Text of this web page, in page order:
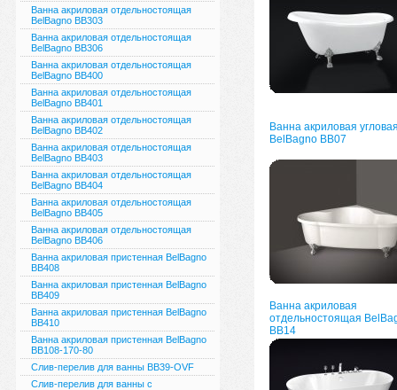
Ванна акриловая отдельностоящая
BelBagno BB303
Ванна акриловая отдельностоящая
BelBagno BB306
Ванна акриловая отдельностоящая
BelBagno BB400
Ванна акриловая отдельностоящая
BelBagno BB401
Ванна акриловая отдельностоящая
BelBagno BB402
Ванна акриловая отдельностоящая
BelBagno BB403
Ванна акриловая отдельностоящая
BelBagno BB404
Ванна акриловая отдельностоящая
BelBagno BB405
Ванна акриловая отдельностоящая
BelBagno BB406
Ванна акриловая пристенная BelBagno
BB408
Ванна акриловая пристенная BelBagno
BB409
Ванна акриловая пристенная BelBagno
BB410
Ванна акриловая пристенная BelBagno
BB108-170-80
Слив-перелив для ванны BB39-OVF
Слив-перелив для ванны с
Ванна акриловая
BelBagno BB07
Ванна акриловая
отдельностоящая
BB14